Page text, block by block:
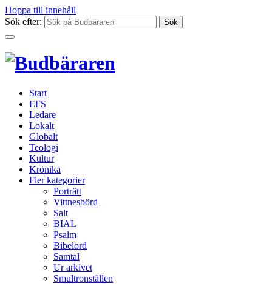
Hoppa till innehåll
Sök efter:
Start
EFS
Ledare
Lokalt
Globalt
Teologi
Kultur
Krönika
Fler kategorier
Porträtt
Vittnesbörd
Salt
BIAL
Psalm
Bibelord
Samtal
Ur arkivet
Smultronställen